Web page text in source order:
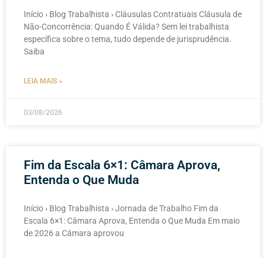
Início › Blog Trabalhista › Cláusulas Contratuais Cláusula de
Não-Concorrência: Quando É Válida? Sem lei trabalhista
específica sobre o tema, tudo depende de jurisprudência.
Saiba
LEIA MAIS »
03/08/2026
Fim da Escala 6×1: Câmara Aprova,
Entenda o Que Muda
Início › Blog Trabalhista › Jornada de Trabalho Fim da
Escala 6×1: Câmara Aprova, Entenda o Que Muda Em maio
de 2026 a Câmara aprovou